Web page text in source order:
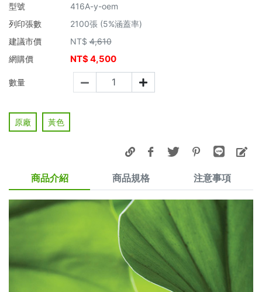
型號
416A-y-oem
列印張數
2100張 (5%涵蓋率)
建議市價
NT$ 4,610
網購價
NT$4,500
數量
原廠 黃色
商品介紹 商品規格 注意事項